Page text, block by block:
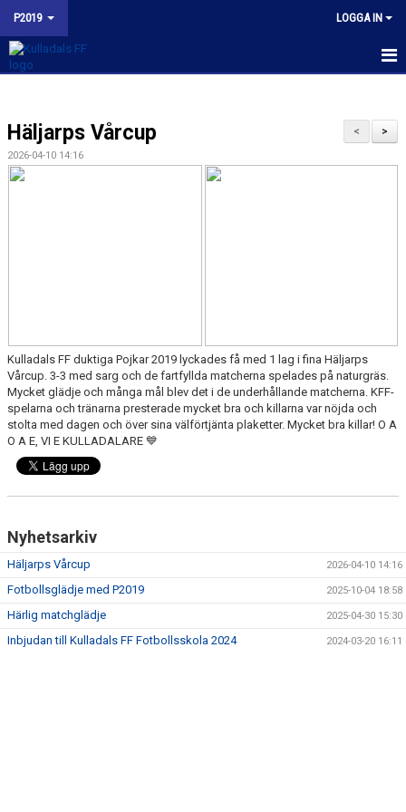
P2019 LOGGA IN
NYHETER
KALENDER
BUDORD TILL FOTBOLLSFÖRÄLDRAR
>
<
Häljarps Vårcup
2026-04-10 14:16
Kulladals FF duktiga Pojkar 2019 lyckades få med 1 lag i fina Häljarps
Vårcup. 3-3 med sarg och de fartfyllda matcherna spelades på naturgräs.
Mycket glädje och många mål blev det i de underhållande matcherna. KFF-
spelarna och tränarna presterade mycket bra och killarna var nöjda och
stolta med dagen och över sina välförtjänta plaketter. Mycket bra killar! O A
O A E, VI E KULLADALARE 💙
Nyhetsarkiv
Häljarps Vårcup 2026-04-10 14:16
Fotbollsglädje med P2019 2025-10-04 18:58
Härlig matchglädje 2025-04-30 15:30
Inbjudan till Kulladals FF Fotbollsskola 2024 2024-03-20 16:11